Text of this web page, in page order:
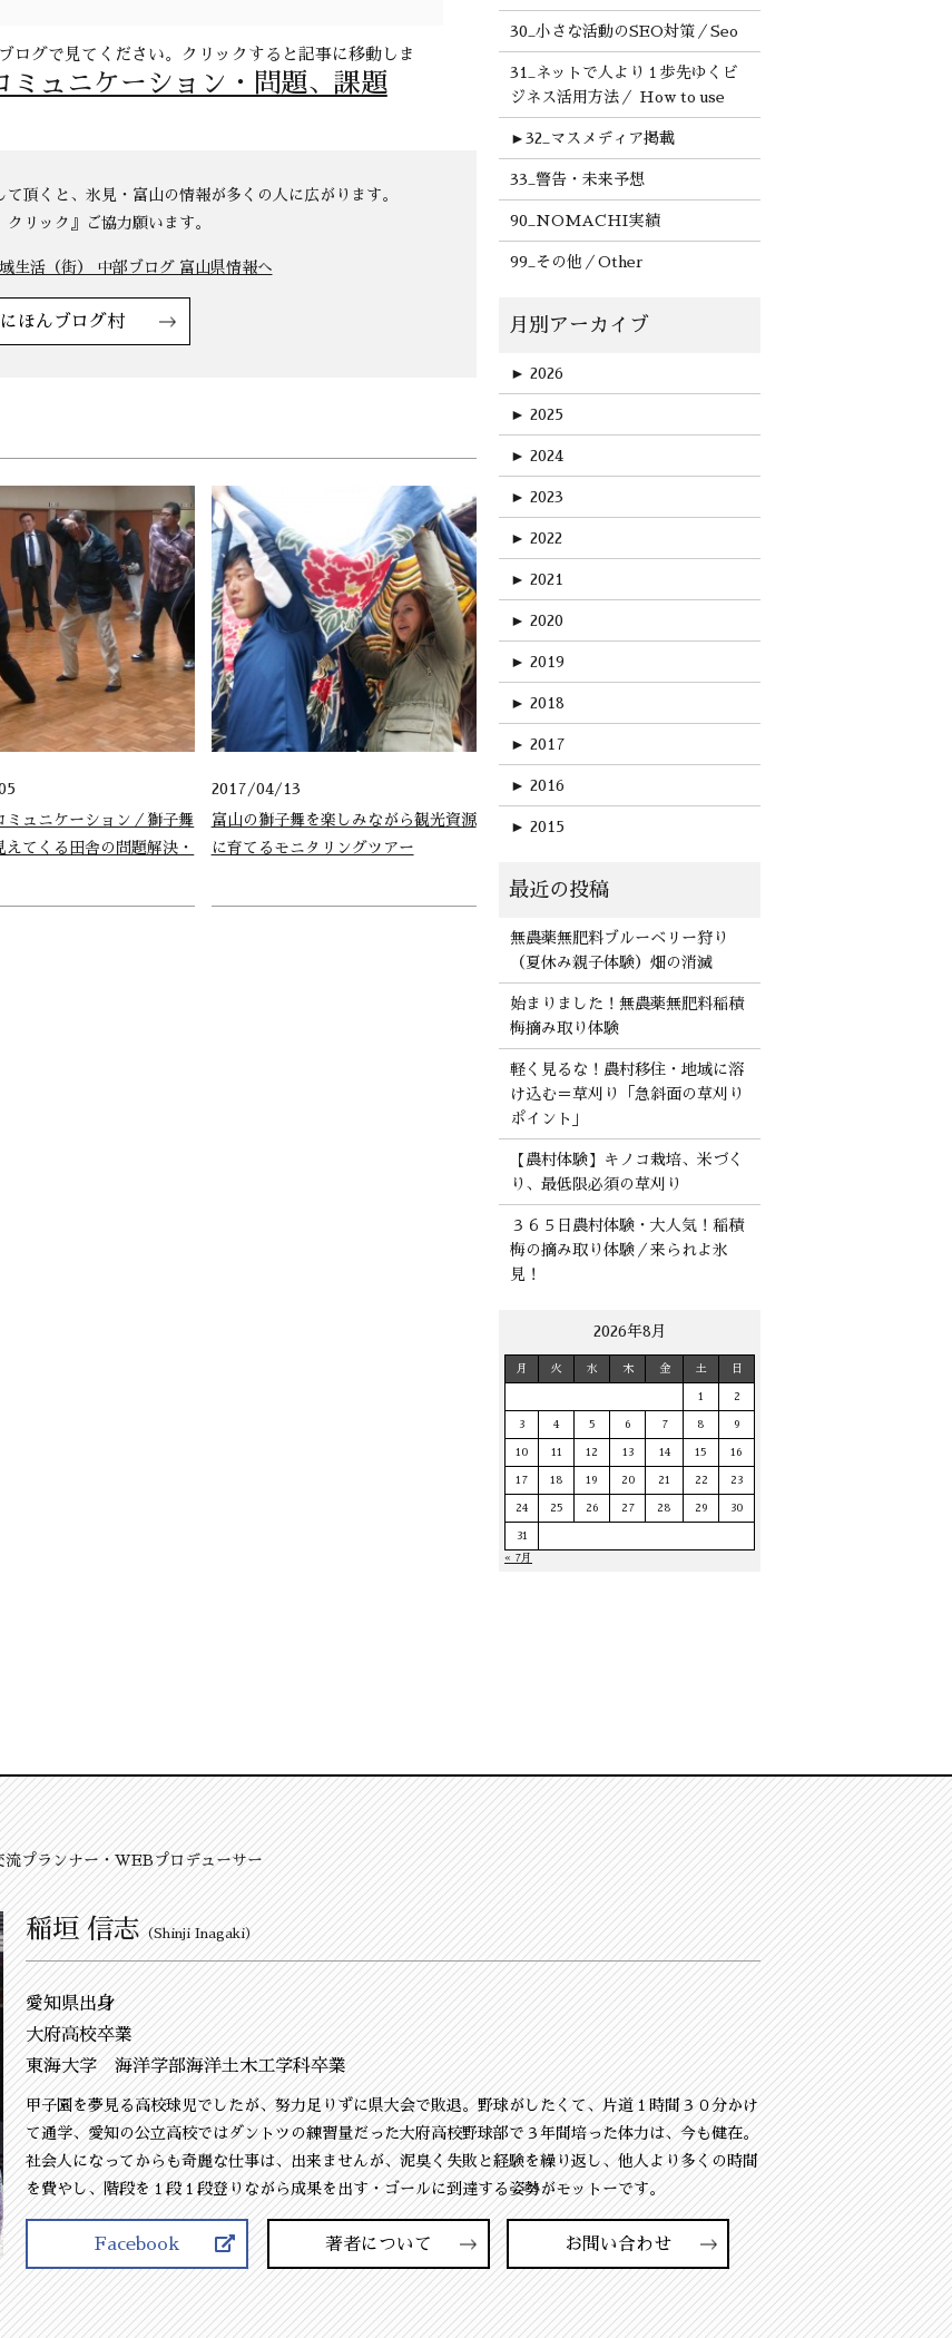
ログで見てください。クリックすると記事に移動しま
ミュニケーション・問題、課題
にほんブログ村
ミュニケーション／獅子舞
えてくる田舎の問題解決・
2017/04/13
富山の獅子舞を楽しみながら観光資源
に育てるモニタリングツアー
30_小さな活動のSEO対策／Seo
31_ネットで人より１歩先ゆくビ
ジネス活用方法／ How to use
► 32_マスメディア掲載
33_警告・未来予想
90_NOMACHI実績
99_その他／Other
► 2026
► 2025
► 2024
► 2023
► 2022
► 2021
► 2020
► 2019
► 2018
► 2017
► 2016
► 2015
無農薬無肥料ブルーベリー狩り
（夏休み親子体験）畑の消滅
始まりました！無農薬無肥料稲積
梅摘み取り体験
軽く見るな！農村移住・地域に溶
け込む＝草刈り「急斜面の草刈り
ポイント」
【農村体験】キノコ栽培、米づく
り、最低限必須の草刈り
３６５日農村体験・大人気！稲積
梅の摘み取り体験／来られよ氷
見！
2026年8月
月 火 水 木 金 土 日
1 2
3 4 5 6 7 8 9
10 11 12 13 14 15 16
17 18 19 20 21 22 23
24 25 26 27 28 29 30
31
« 7月
流プランナー・WEBプロデューサー
稲垣 信志（Shinji Inagaki）
愛知県出身
大府高校卒業
東海大学 海洋学部海洋土木工学科卒業
甲子園を夢見る高校球児でしたが、努力足りずに県大会で敗退。野球がしたくて、片道１時間３０分かけ
て通学、愛知の公立高校ではダントツの練習量だった大府高校野球部で３年間培った体力は、今も健在。
社会人になってからも奇麗な仕事は、出来ませんが、泥臭く失敗と経験を繰り返し、他人より多くの時間
を費やし、階段を１段１段登りながら成果を出す・ゴールに到達する姿勢がモットーです。
Facebook 著者について お問い合わせ